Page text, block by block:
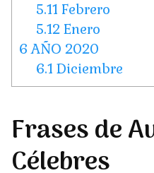
5.11 Febrero
5.12 Enero
6 AÑO 2020
6.1 Diciembre
Frases de
Célebres